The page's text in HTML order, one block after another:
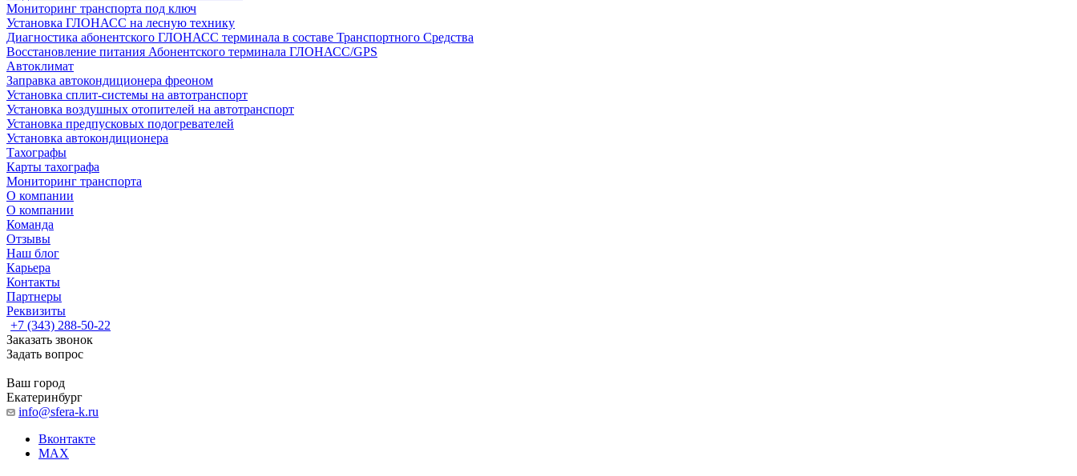
Мониторинг транспорта под ключ
Установка ГЛОНАСС на лесную технику
Диагностика абонентского ГЛОНАСС терминала в составе Транспортного Средства
Восстановление питания Абонентского терминала ГЛОНАСС/GPS
Автоклимат
Заправка автокондиционера фреоном
Установка сплит-системы на автотранспорт
Установка воздушных отопителей на автотранспорт
Установка предпусковых подогревателей
Установка автокондиционера
Тахографы
Карты тахографа
Мониторинг транспорта
О компании
О компании
Команда
Отзывы
Наш блог
Карьера
Контакты
Партнеры
Реквизиты
+7 (343) 288-50-22
Заказать звонок
Задать вопрос
Ваш город
Екатеринбург
info@sfera-k.ru
Вконтакте
MAX